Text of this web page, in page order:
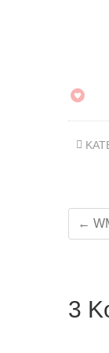
←
3